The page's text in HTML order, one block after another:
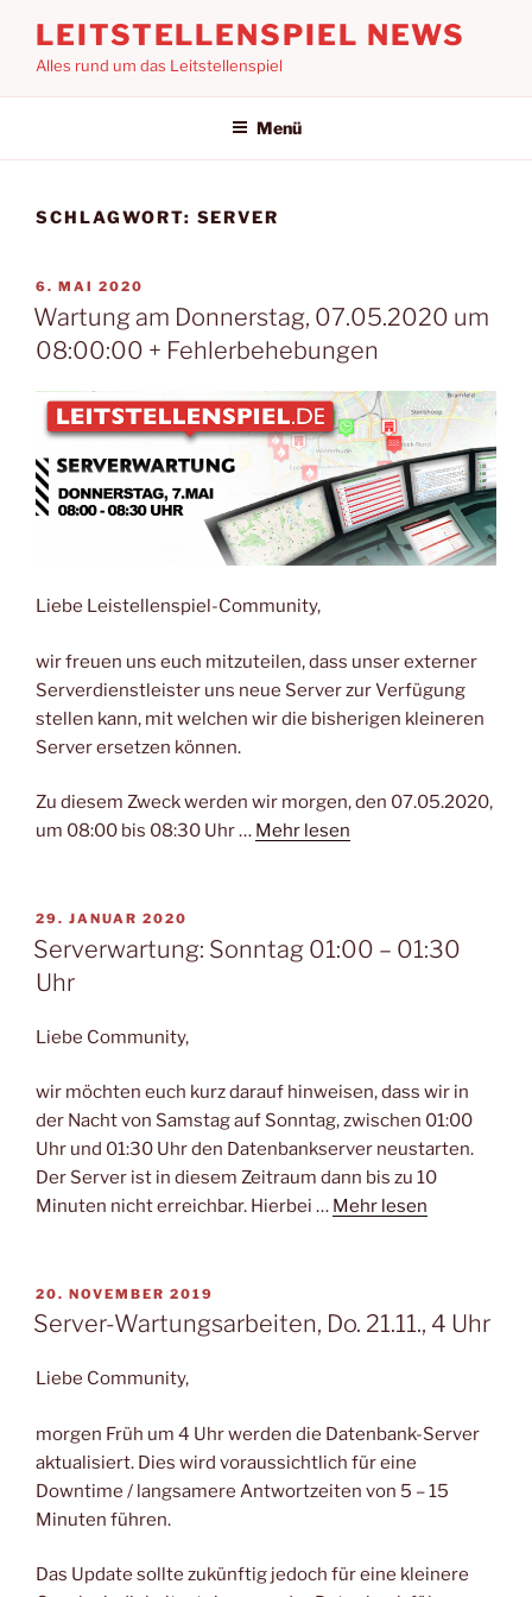
Inhalt
springen
LEITSTELLENSPIEL NEWS
Alles rund um das Leitstellenspiel
Menü
SCHLAGWORT: SERVER
VERÖFFENTLICHT
AM
6. MAI 2020
Wartung am Donnerstag, 07.05.2020 um
08:00:00 + Fehlerbehebungen
Liebe Leistellenspiel-Community,
wir freuen uns euch mitzuteilen, dass unser externer
Serverdienstleister uns neue Server zur Verfügung
stellen kann, mit welchen wir die bisherigen kleineren
Server ersetzen können.
Zu diesem Zweck werden wir morgen, den 07.05.2020,
um 08:00 bis 08:30 Uhr … Mehr lesen
VERÖFFENTLICHT
AM
29. JANUAR 2020
Serverwartung: Sonntag 01:00 – 01:30
Uhr
Liebe Community,
wir möchten euch kurz darauf hinweisen, dass wir in
der Nacht von Samstag auf Sonntag, zwischen 01:00
Uhr und 01:30 Uhr den Datenbankserver neustarten.
Der Server ist in diesem Zeitraum dann bis zu 10
Minuten nicht erreichbar. Hierbei … Mehr lesen
VERÖFFENTLICHT
AM
20. NOVEMBER 2019
Server-Wartungsarbeiten, Do. 21.11., 4 Uhr
Liebe Community,
morgen Früh um 4 Uhr werden die Datenbank-Server
aktualisiert. Dies wird voraussichtlich für eine
Downtime / langsamere Antwortzeiten von 5 – 15
Minuten führen.
Das Update sollte zukünftig jedoch für eine kleinere